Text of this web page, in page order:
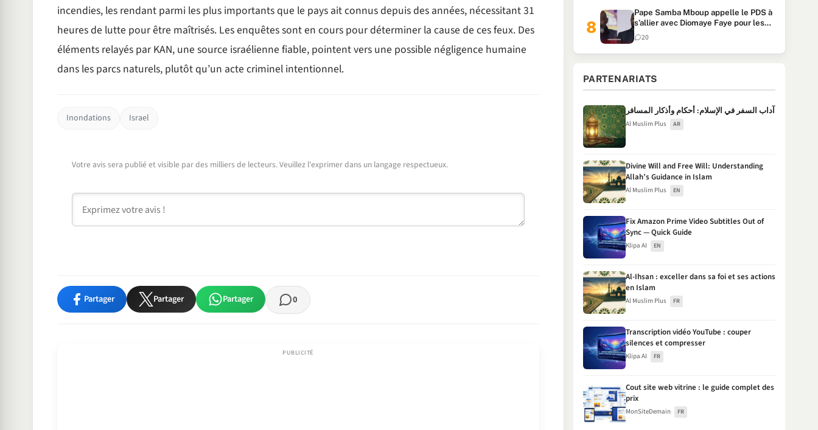
incendies, les rendant parmi les plus importants que le pays ait connus depuis des années, nécessitant 31
heures de lutte pour être maîtrisés. Les enquêtes sont en cours pour déterminer la cause de ces feux. Des
éléments relayés par KAN, une source israélienne fiable, pointent vers une possible négligence humaine
dans les parcs naturels, plutôt qu’un acte criminel intentionnel.
Inondations Israel
Votre avis sera publié et visible par des milliers de lecteurs. Veuillez l'exprimer dans un langage respectueux.
Partager Partager Partager 0
Pape Samba Mboup appelle le PDS à
s’allier avec Diomaye Faye pour les
locales et tacle Sonko
20
PARTENARIATS
آداب السفر في الإسلام: أحكام وأذكار المسافر
Al Muslim Plus AR
Divine Will and Free Will: Understanding
Allah’s Guidance in Islam
Al Muslim Plus EN
Fix Amazon Prime Video Subtitles Out of
Sync — Quick Guide
Klipa AI EN
Al-Ihsan : exceller dans sa foi et ses actions
en Islam
Al Muslim Plus FR
Transcription vidéo YouTube : couper
silences et compresser
Klipa AI FR
Cout site web vitrine : le guide complet des
prix
MonSiteDemain FR